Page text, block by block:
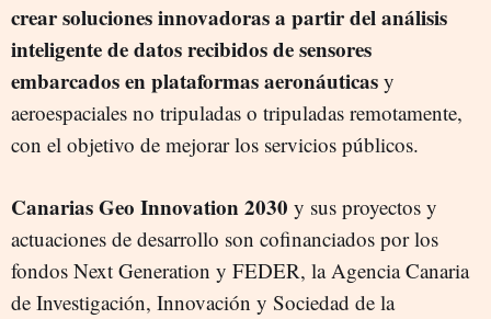
crear soluciones innovadoras a partir del análisis
inteligente de datos recibidos de sensores
embarcados en plataformas aeronáuticas y
aeroespaciales no tripuladas o tripuladas remotamente,
con el objetivo de mejorar los servicios públicos.
Canarias Geo Innovation 2030 y sus proyectos y
actuaciones de desarrollo son cofinanciados por los
fondos Next Generation y FEDER, la Agencia Canaria
de Investigación, Innovación y Sociedad de la